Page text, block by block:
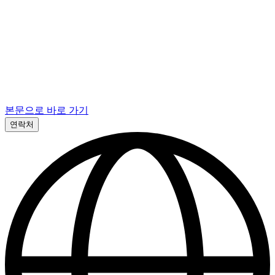
본문으로 바로 가기
연락처